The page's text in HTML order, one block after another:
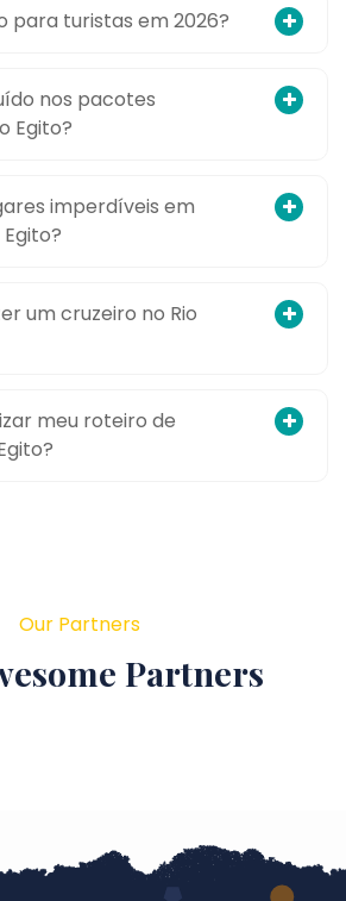
para turistas em 2026?
nos pacotes
Egito?
imperdíveis em
um cruzeiro no Rio
meu roteiro de
Our Partners
Partners